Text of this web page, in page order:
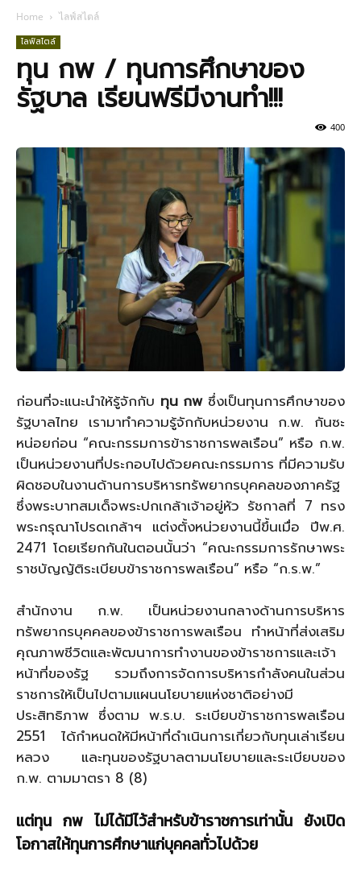
Home ไลฟ์สไตล์
ไลฟ์สไตล์
ทุน กพ / ทุนการศึกษาของ
รัฐบาล เรียนฟรีมีงานทำ!!!
400
ก่อนที่จะแนะนำให้รู้จักกับ ทุน กพซึ่งเป็นทุนการศึกษาของ
รัฐบาลไทย เรามาทำความรู้จักกับหน่วยงาน ก.พ. กันซะ
หน่อยก่อน “คณะกรรมการข้าราชการพลเรือน” หรือ ก.พ.
เป็นหน่วยงานที่ประกอบไปด้วยคณะกรรมการ ที่มีความรับ
ผิดชอบในงานด้านการบริหารทรัพยากรบุคคลของภาครัฐ
ซึ่งพระบาทสมเด็จพระปกเกล้าเจ้าอยู่หัว รัชกาลที่ 7 ทรง
พระกรุณาโปรดเกล้าฯ แต่งตั้งหน่วยงานนี้ขึ้นเมื่อ ปีพ.ศ.
2471 โดยเรียกกันในตอนนั้นว่า “คณะกรรมการรักษาพระ
ราชบัญญัติระเบียบข้าราชการพลเรือน” หรือ “ก.ร.พ.”
สำนักงาน ก.พ. เป็นหน่วยงานกลางด้านการบริหาร
ทรัพยากรบุคคลของข้าราชการพลเรือน ทำหน้าที่ส่งเสริม
คุณภาพชีวิตและพัฒนาการทำงานของข้าราชการและเจ้า
หน้าที่ของรัฐ รวมถึงการจัดการบริหารกำลังคนในส่วน
ราชการให้เป็นไปตามแผนนโยบายแห่งชาติอย่างมี
ประสิทธิภาพ ซึ่งตาม พ.ร.บ. ระเบียบข้าราชการพลเรือน
2551 ได้กำหนดให้มีหน้าที่ดำเนินการเกี่ยวกับทุนเล่าเรียน
หลวง และทุนของรัฐบาลตามนโยบายและระเบียบของ
ก.พ. ตามมาตรา 8 (8)
แต่ทุน กพ ไม่ได้มีไว้สำหรับข้าราชการเท่านั้น ยังเปิด
โอกาสให้ทุนการศึกษาแก่บุคคลทั่วไปด้วย